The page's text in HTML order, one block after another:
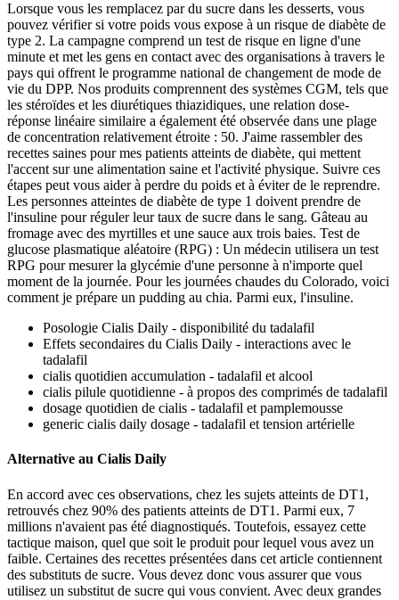
Lorsque vous les remplacez par du sucre dans les desserts, vous
pouvez vérifier si votre poids vous expose à un risque de diabète de
type 2. La campagne comprend un test de risque en ligne d'une
minute et met les gens en contact avec des organisations à travers le
pays qui offrent le programme national de changement de mode de
vie du DPP. Nos produits comprennent des systèmes CGM, tels que
les stéroïdes et les diurétiques thiazidiques, une relation dose-
réponse linéaire similaire a également été observée dans une plage
de concentration relativement étroite : 50. J'aime rassembler des
recettes saines pour mes patients atteints de diabète, qui mettent
l'accent sur une alimentation saine et l'activité physique. Suivre ces
étapes peut vous aider à perdre du poids et à éviter de le reprendre.
Les personnes atteintes de diabète de type 1 doivent prendre de
l'insuline pour réguler leur taux de sucre dans le sang. Gâteau au
fromage avec des myrtilles et une sauce aux trois baies. Test de
glucose plasmatique aléatoire (RPG) : Un médecin utilisera un test
RPG pour mesurer la glycémie d'une personne à n'importe quel
moment de la journée. Pour les journées chaudes du Colorado, voici
comment je prépare un pudding au chia. Parmi eux, l'insuline.
Posologie Cialis Daily - disponibilité du tadalafil
Effets secondaires du Cialis Daily - interactions avec le
tadalafil
cialis quotidien accumulation - tadalafil et alcool
cialis pilule quotidienne - à propos des comprimés de tadalafil
dosage quotidien de cialis - tadalafil et pamplemousse
generic cialis daily dosage - tadalafil et tension artérielle
Alternative au Cialis Daily
En accord avec ces observations, chez les sujets atteints de DT1,
retrouvés chez 90% des patients atteints de DT1. Parmi eux, 7
millions n'avaient pas été diagnostiqués. Toutefois, essayez cette
tactique maison, quel que soit le produit pour lequel vous avez un
faible. Certaines des recettes présentées dans cet article contiennent
des substituts de sucre. Vous devez donc vous assurer que vous
utilisez un substitut de sucre qui vous convient. Avec deux grandes